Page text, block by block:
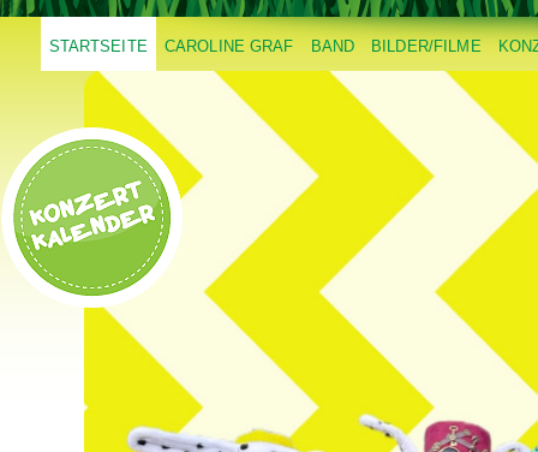
STARTSEITE CAROLINE GRAF BAND BILDER/FILME